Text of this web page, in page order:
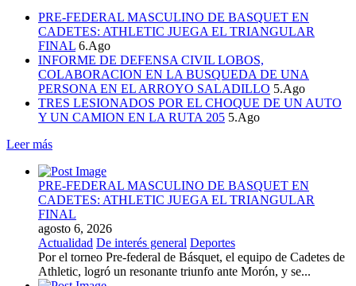
PRE-FEDERAL MASCULINO DE BASQUET EN
CADETES: ATHLETIC JUEGA EL TRIANGULAR
FINAL 6.Ago
INFORME DE DEFENSA CIVIL LOBOS,
COLABORACION EN LA BUSQUEDA DE UNA
PERSONA EN EL ARROYO SALADILLO 5.Ago
TRES LESIONADOS POR EL CHOQUE DE UN AUTO
Y UN CAMION EN LA RUTA 205 5.Ago
Leer más
PRE-FEDERAL MASCULINO DE BASQUET EN
CADETES: ATHLETIC JUEGA EL TRIANGULAR
FINAL
agosto 6, 2026
Actualidad De interés general Deportes
Por el torneo Pre-federal de Básquet, el equipo de Cadetes de
Athletic, logró un resonante triunfo ante Morón, y se...